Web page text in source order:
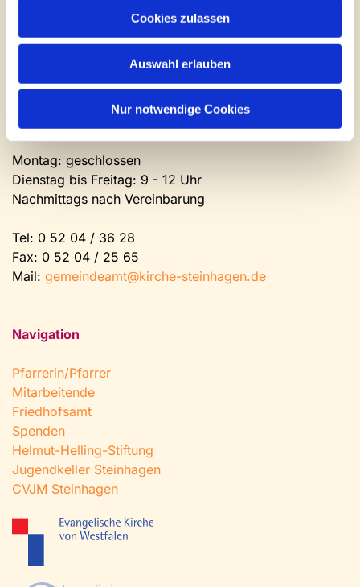
Cookies zulassen
Auswahl erlauben
Nur notwendige Cookies
0 52 04 / 36 28
Mail:
Newsletter abonnieren
Kontakt und Öffnungszeiten
Montag: geschlossen
Dienstag bis Freitag: 9 - 12 Uhr
Nachmittags nach Vereinbarung
Tel: 0 52 04 / 36 28
Fax: 0 52 04 / 25 65
Mail: gemeindeamt@kirche-steinhagen.de
Navigation
Pfarrerin/Pfarrer
Mitarbeitende
Friedhofsamt
Spenden
Helmut-Helling-Stiftung
Jugendkeller Steinhagen
CVJM Steinhagen